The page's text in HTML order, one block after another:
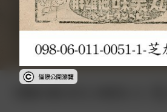
受著作權法保護-僅限於本平台有